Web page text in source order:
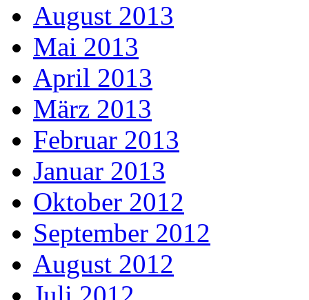
August 2013
Mai 2013
April 2013
März 2013
Februar 2013
Januar 2013
Oktober 2012
September 2012
August 2012